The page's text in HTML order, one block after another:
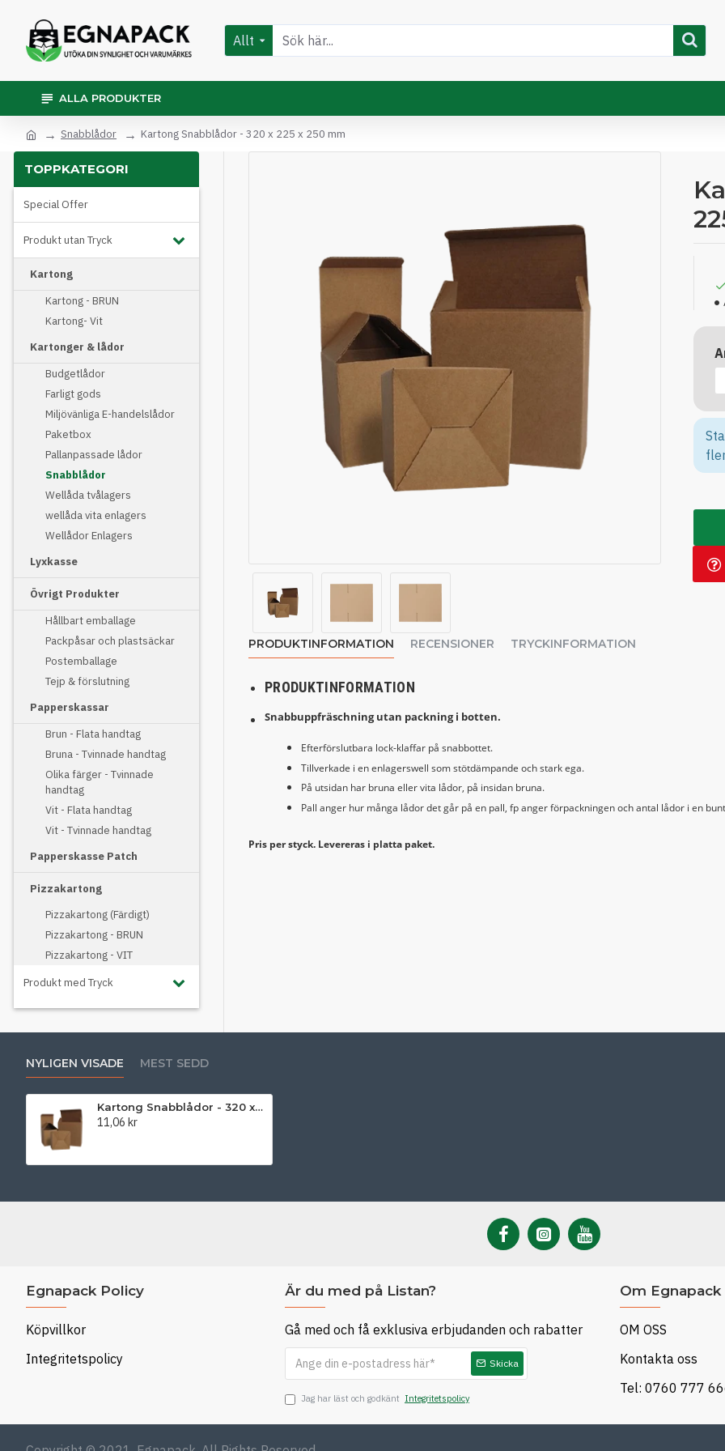
Allt
ALLA PRODUKTER
Snabblådor Kartong Snabblådor - 320 x 225 x 250 mm
TOPPKATEGORI
Special Offer
Produkt utan Tryck
Kartong
Kartong - BRUN
Kartong- Vit
Kartonger & lådor
Budgetlådor
Farligt gods
Miljövänliga E-handelslådor
Paketbox
Pallanpassade lådor
Snabblådor
Wellåda tvålagers
wellåda vita enlagers
Wellådor Enlagers
Lyxkasse
Övrigt Produkter
Hållbart emballage
Packpåsar och plastsäckar
Postemballage
Tejp & förslutning
Papperskassar
Brun - Flata handtag
Bruna - Tvinnade handtag
Olika färger - Tvinnade
handtag
Vit - Flata handtag
Vit - Tvinnade handtag
Papperskasse Patch
Pizzakartong
Pizzakartong (Färdigt)
Pizzakartong - BRUN
Pizzakartong - VIT
Produkt med Tryck
PRODUKTINFORMATION RECENSIONER TRYCKINFORMATION
PRODUKTINFORMATION
Snabbuppfräschning utan packning i botten.
Efterförslutbara lock-klaffar på snabbottet.
Tillverkade i en enlagerswell som stötdämpande och stark ega.
På utsidan har bruna eller vita lådor, på insidan bruna.
Pall anger hur många lådor det går på en pall, fp anger förpackningen och antal lådor i en
Pris per styck. Levereras i platta paket.
NYLIGEN VISADE MEST SEDD
Kartong Snabblådor - 320 x 225 x 250 mm
11,06 kr
Egnapack Policy
Köpvillkor
Integritetspolicy
Är du med på Listan?
Gå med och få exklusiva erbjudanden och rabatter
Skicka
Jag har läst och godkänt Integritetspolicy
Om Egnapack
OM OSS
Kontakta oss
Tel: 0760 777